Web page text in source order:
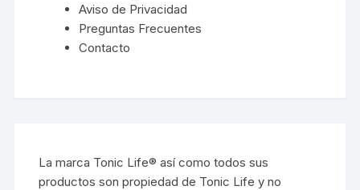
Aviso de Privacidad
Preguntas Frecuentes
Contacto
La marca Tonic Life® así como todos sus
productos son propiedad de Tonic Life y no